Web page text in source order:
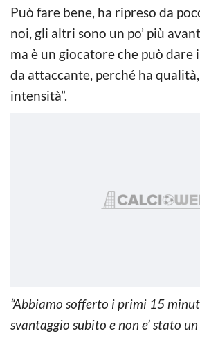
Può fare bene, ha ripreso da
noi, gli altri sono un po’ più
ma è un giocatore che può
da attaccante, perché ha
intensità”.
“Abbiamo sofferto i primi 15
svantaggio subito e non e’ stato